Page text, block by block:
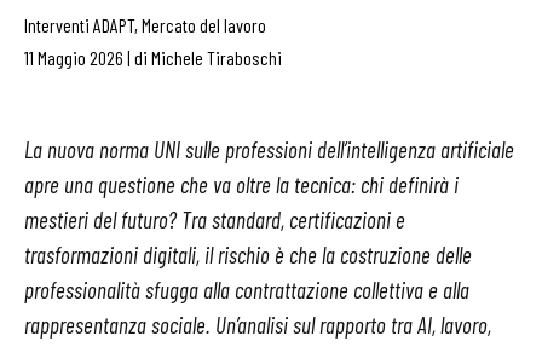
Interventi ADAPT, Mercato del lavoro
11 Maggio 2026 | di Michele Tiraboschi
La nuova norma UNI sulle professioni dell’intelligenza artificiale
apre una questione che va oltre la tecnica: chi definirà i
mestieri del futuro? Tra standard, certificazioni e
trasformazioni digitali, il rischio è che la costruzione delle
professionalità sfugga alla contrattazione collettiva e alla
rappresentanza sociale. Un’analisi sul rapporto tra AI, lavoro,